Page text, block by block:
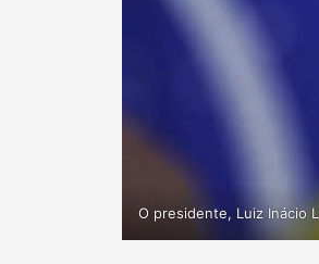
O presidente, Luiz Inácio